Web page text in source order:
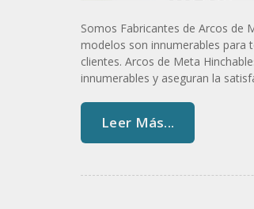
Somos Fabricantes de Arcos de
modelos son innumerables para
clientes. Arcos de Meta
innumerables y aseguran la
Leer Más...